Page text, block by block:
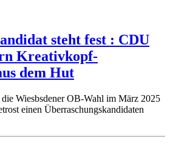
steht fest : CDU
Kreativkopf-
dem Hut
Wiesbsdener OB-Wahl im März 2025
einen Überraschungskandidaten